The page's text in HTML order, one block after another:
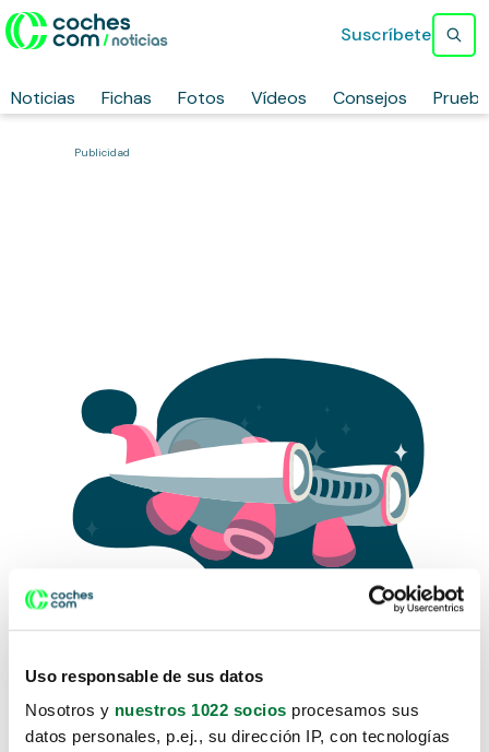
Uso responsable de sus datos
Nosotros y nuestros 1022 socios procesamos sus
datos personales, p.ej., su dirección IP, con tecnologías
Noticias Fichas Fotos Vídeos Consejos
Suscríbete
Publicidad